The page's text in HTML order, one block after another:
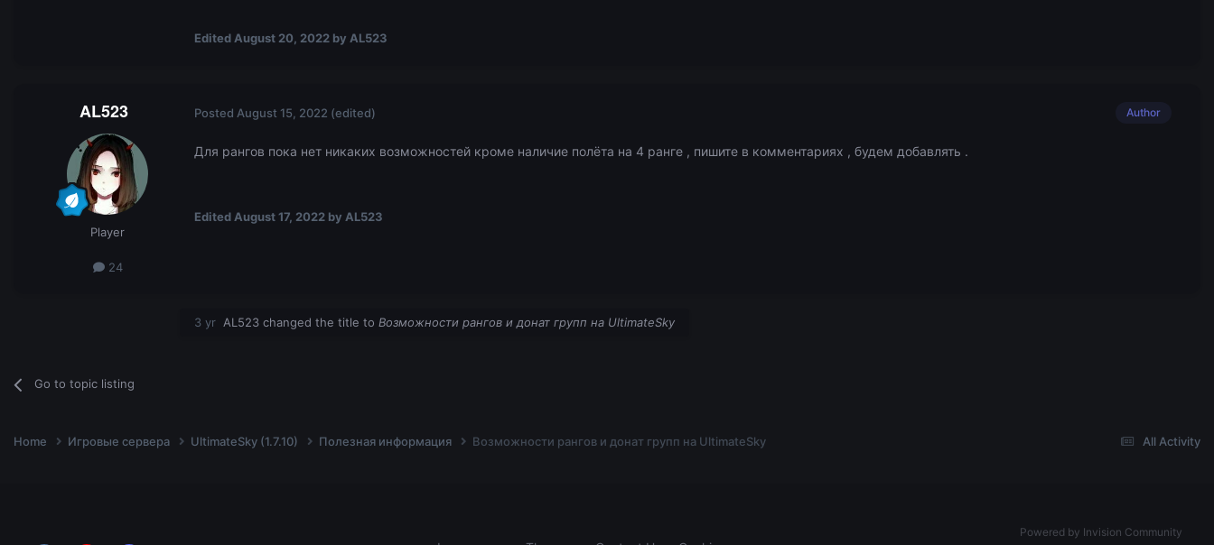
Edited August 20, 2022 by AL523
AL523
Player
24
Author
Posted August 15, 2022 (edited)
Для рангов пока нет никаких возможностей кроме наличие полёта на 4 ранге , пишите в комментариях , будем добавлять .
EditedAugust 17, 2022 by AL523
3 yr AL523 changed the title to Возможности рангов и донат групп на UltimateSky
Go to topic listing
All Activity
Home Игровые сервера UltimateSky (1.7.10) Полезная информация Возможности рангов и донат групп на UltimateSky
Powered by Invision Community